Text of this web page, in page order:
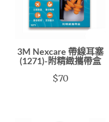
3M Nexcare 帶線耳塞
(1271)-附精緻攜帶盒
$70